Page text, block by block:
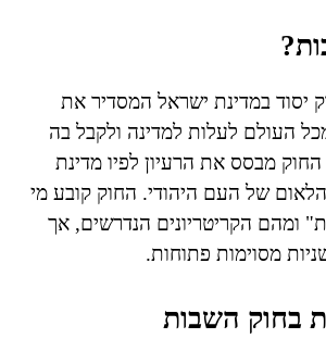
יסוד במדינת ישראל המסדיר את
העולם לעלות למדינה ולקבל בה
מבסס את הרעיון לפיו מדינת
של העם היהודי. החוק קובע מי
ומהם הקריטריונים הנדרשים, אך
מסוימות פתוחות.
בחוק השבות